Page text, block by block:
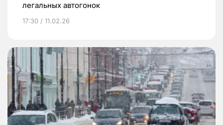
легальных автогонок
17:30 / 11.02.26